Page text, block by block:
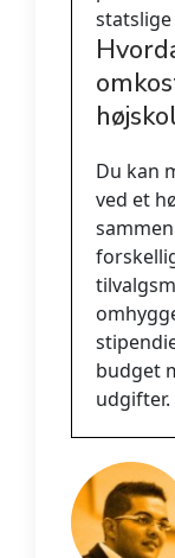
statslige
Du kan
ved et
budget
udgifter.